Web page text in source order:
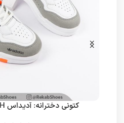
کتونی دخترانه: آدیداس ZH (سفید نارنجی)